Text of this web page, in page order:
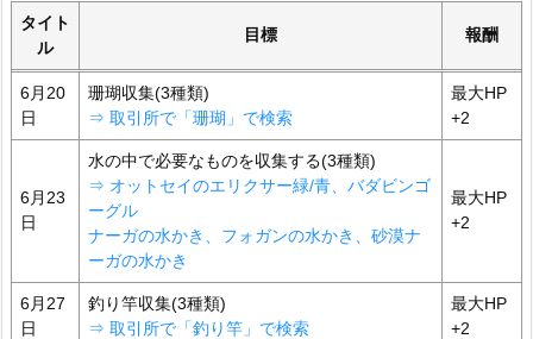
タイト
ル
目標 報酬
6月20
日
珊瑚収集(3種類)
⇒ 取引所で「珊瑚」で検索
最大HP
+2
6月23
日
水の中で必要なものを収集する(3種類)
⇒ オットセイのエリクサー緑/青、バダビンゴ
ーグル
ナーガの水かき、フォガンの水かき、砂漠ナ
ーガの水かき
最大HP
+2
6月27
日
釣り竿収集(3種類)
⇒ 取引所で「釣り竿」で検索
最大HP
+2